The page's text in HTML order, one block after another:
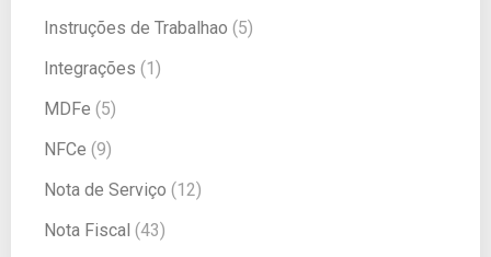
Instruções de Trabalhao (5)
Integrações (1)
MDFe (5)
NFCe (9)
Nota de Serviço (12)
Nota Fiscal (43)